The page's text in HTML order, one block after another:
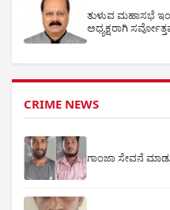
ತುಳುವ ಮಹಾಸಭೆ
ಅಧ್ಯಕ್ಷರಾಗಿ
CRIME NEWS
ಗಾಂಜಾ ಸೇವನೆ